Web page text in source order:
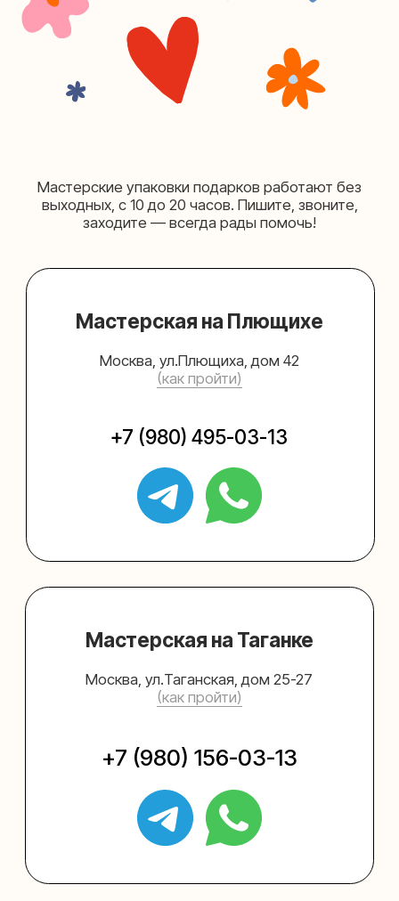
help@upakovali.online
Sospeso wrap
О нас
Упаковать подарок
В личный кабинет
+7 (495) 005-03-13